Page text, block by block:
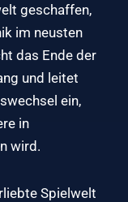
geschaffen,
im neusten
das Ende der
und leitet
ein,
in
wird.
Spielwelt